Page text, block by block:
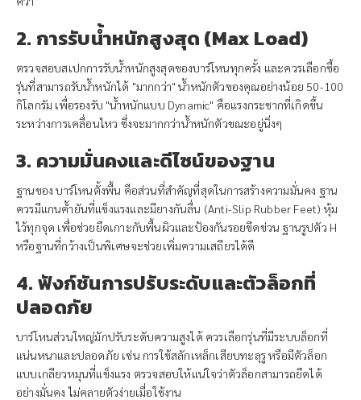
2. การรับน้ำหนักสูงสุด (Max Load)
ตรวจสอบสเปกการรับน้ำหนักสูงสุดของบาร์โหนทุกครั้ง และควรเลือกซื้อ
รุ่นที่สามารถรับน้ำหนักได้ "มากกว่า" น้ำหนักตัวของคุณอย่างน้อย 50-100
กิโลกรัม เพื่อรองรับ "น้ำหนักแบบ Dynamic" คือแรงกระชากที่เกิดขึ้น
ระหว่างการเคลื่อนไหว ซึ่งจะมากกว่าน้ำหนักตัวขณะอยู่นิ่งๆ
3. ความมั่นคงและดีไซน์ของฐาน
ฐานของ บาร์โหนตั้งพื้น คือส่วนที่สำคัญที่สุดในการสร้างความมั่นคง ฐาน
ควรมีแกนค้ำยันที่แข็งแรงและมียางกันลื่น (Anti-Slip Rubber Feet) หุ้ม
ไว้ทุกจุด เพื่อช่วยยึดเกาะกับพื้นผิวและป้องกันรอยขีดข่วน ฐานรูปตัว H
หรือฐานที่กว้างเป็นพิเศษจะช่วยเพิ่มความเสถียรได้ดี
4. ฟังก์ชันการปรับระดับและตัวล็อกที่
ปลอดภัย
บาร์โหนส่วนใหญ่มักปรับระดับความสูงได้ ควรเลือกรุ่นที่มีระบบล็อกที่
แน่นหนาและปลอดภัย เช่น การใช้สลักเหล็กเสียบทะลุรู หรือมีตัวล็อก
แบบเกลียวหมุนที่แข็งแรง ตรวจสอบให้แน่ใจว่าตัวล็อกสามารถยึดได้
อย่างมั่นคง ไม่คลายตัวง่ายเมื่อใช้งาน